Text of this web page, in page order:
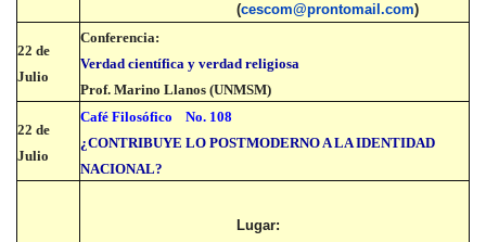
(cescom@prontomail.com)
22 de
Julio
Conferencia:
Verdad científica y verdad religiosa
Prof. Marino Llanos (UNMSM)
22 de
Julio
Café Filosófico
No. 108
¿CONTRIBUYE LO POSTMODERNO A LA IDENTIDAD
NACIONAL?
Lugar: